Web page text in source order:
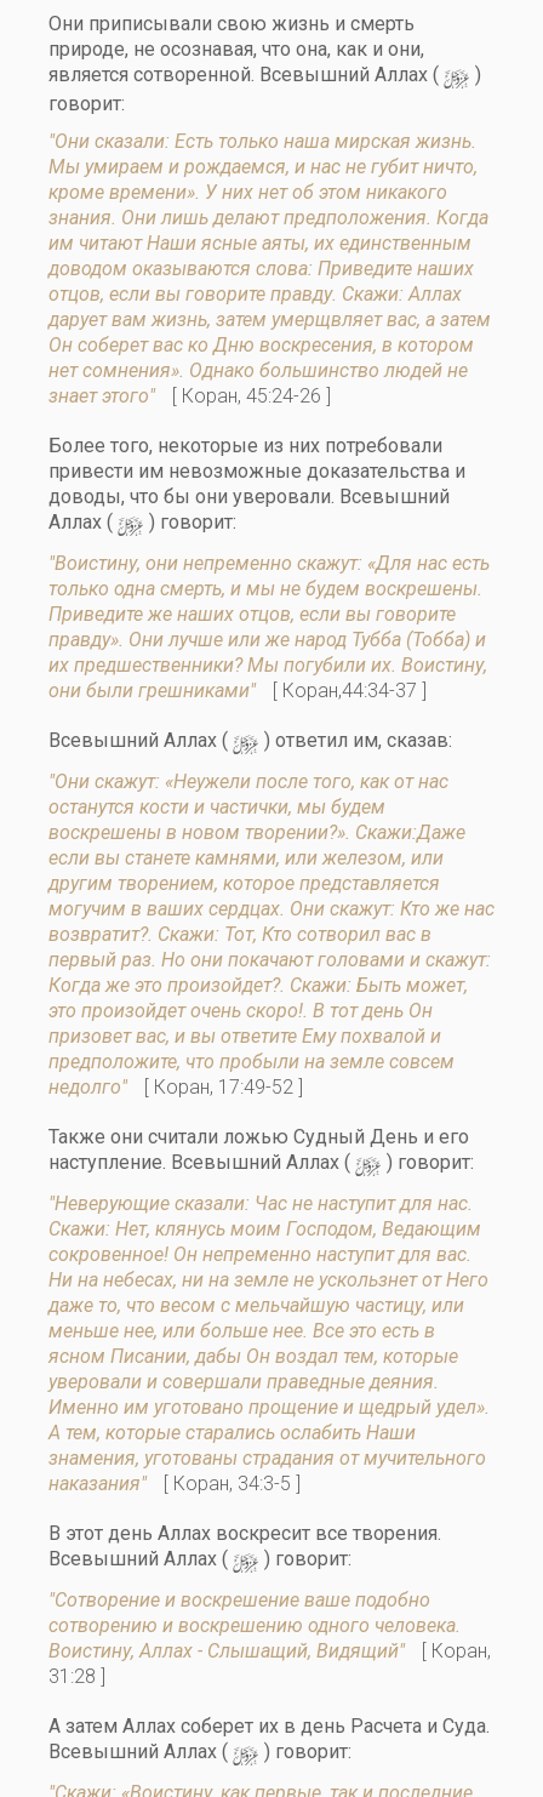
Они приписывали свою жизнь и смерть
природе, не осознавая, что она, как и они,
является сотворенной. Всевышний Аллах ( y )
говорит:
"Они сказали: Есть только наша мирская жизнь.
Мы умираем и рождаемся, и нас не губит ничто,
кроме времени». У них нет об этом никакого
знания. Они лишь делают предположения. Когда
им читают Наши ясные аяты, их единственным
доводом оказываются слова: Приведите наших
отцов, если вы говорите правду. Скажи: Аллах
дарует вам жизнь, затем умерщвляет вас, а затем
Он соберет вас ко Дню воскресения, в котором
нет сомнения». Однако большинство людей не
знает этого"
[ Коран, 45:24-26 ]
Более того, некоторые из них потребовали
привести им невозможные доказательства и
доводы, что бы они уверовали. Всевышний
Аллах ( y ) говорит:
"Воистину, они непременно скажут: «Для нас есть
только одна смерть, и мы не будем воскрешены.
Приведите же наших отцов, если вы говорите
правду». Они лучше или же народ Тубба (Тобба) и
их предшественники? Мы погубили их. Воистину,
они были грешниками"
[ Коран,44:34-37 ]
Всевышний Аллах ( y ) ответил им, сказав:
"Они скажут: «Неужели после того, как от нас
останутся кости и частички, мы будем
воскрешены в новом творении?». Скажи:Даже
если вы станете камнями, или железом, или
другим творением, которое представляется
могучим в ваших сердцах. Они скажут: Кто же нас
возвратит?. Скажи: Тот, Кто сотворил вас в
первый раз. Но они покачают головами и скажут:
Когда же это произойдет?. Скажи: Быть может,
это произойдет очень скоро!. В тот день Он
призовет вас, и вы ответите Ему похвалой и
предположите, что пробыли на земле совсем
недолго"
[ Коран, 17:49-52 ]
Также они считали ложью Судный День и его
наступление. Всевышний Аллах ( y ) говорит:
"Неверующие сказали: Час не наступит для нас.
Скажи: Нет, клянусь моим Господом, Ведающим
сокровенное! Он непременно наступит для вас.
Ни на небесах, ни на земле не ускользнет от Него
даже то, что весом с мельчайшую частицу, или
меньше нее, или больше нее. Все это есть в
ясном Писании, дабы Он воздал тем, которые
уверовали и совершали праведные деяния.
Именно им уготовано прощение и щедрый удел».
А тем, которые старались ослабить Наши
знамения, уготованы страдания от мучительного
наказания"
[ Коран, 34:3-5 ]
В этот день Аллах воскресит все творения.
Всевышний Аллах ( y ) говорит:
"Сотворение и воскрешение ваше подобно
сотворению и воскрешению одного человека.
Воистину, Аллах - Слышащий, Видящий"
[ Коран,
31:28 ]
А затем Аллах соберет их в день Расчета и Суда.
Всевышний Аллах ( y ) говорит: